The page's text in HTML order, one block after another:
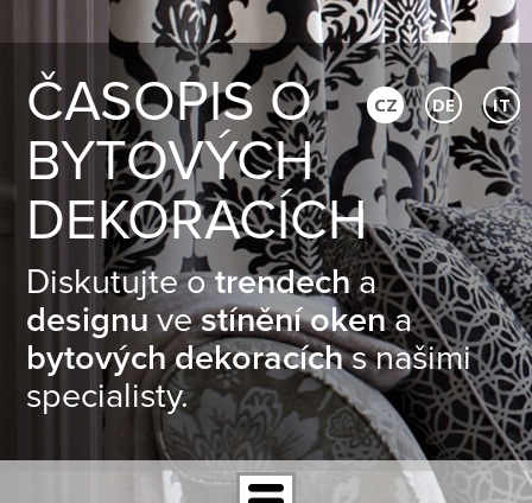
ČASOPIS O
BYTOVÝCH
DEKORACÍCH
Diskutujte otrendecha
designuvestínění okena
bytových dekoracíchs našimi
specialisty.
CZ DE IT